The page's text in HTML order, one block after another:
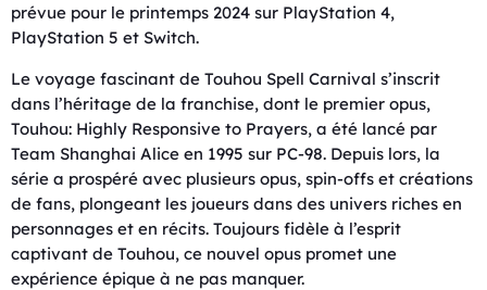
prévue pour le printemps 2024 sur PlayStation 4,
PlayStation 5 et Switch.
Le voyage fascinant de Touhou Spell Carnival s’inscrit
dans l’héritage de la franchise, dont le premier opus,
Touhou: Highly Responsive to Prayers, a été lancé par
Team Shanghai Alice en 1995 sur PC-98. Depuis lors, la
série a prospéré avec plusieurs opus, spin-offs et créations
de fans, plongeant les joueurs dans des univers riches en
personnages et en récits. Toujours fidèle à l’esprit
captivant de Touhou, ce nouvel opus promet une
expérience épique à ne pas manquer.